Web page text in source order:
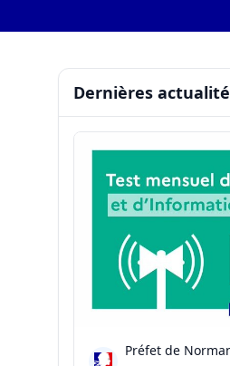
Dernières
Préfet de